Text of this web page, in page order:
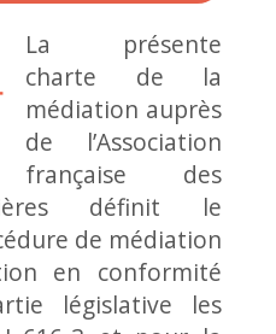
La présente
charte de la
médiation auprès
de l’Association
française des
définit le
de médiation
en conformité
législative les